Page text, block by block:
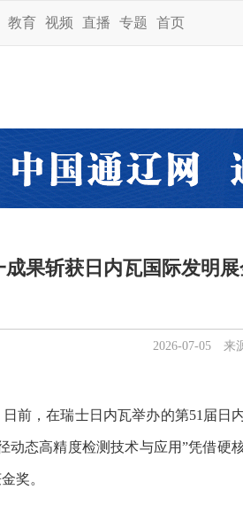
教育 视频 直播 专题 首页
成果斩获日内瓦国际发明
2026-07-05 来
前，在瑞士日内瓦举办的第51届日
动态高精度检测技术与应用”凭借硬
奖。